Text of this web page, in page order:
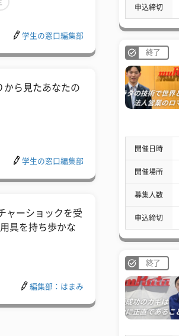
学生の窓口編集部
から見たあなたの
学生の窓口編集部
ャーショックを受
具を持ち歩かな
編集部：はまみ
申込締切
終了
開催日時
開催場所
募集人数
申込締切
終了